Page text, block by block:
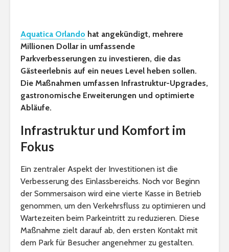
Aquatica Orlando hat angekündigt, mehrere
Millionen Dollar in umfassende
Parkverbesserungen zu investieren, die das
Gästeerlebnis auf ein neues Level heben sollen.
Die Maßnahmen umfassen Infrastruktur-Upgrades,
gastronomische Erweiterungen und optimierte
Abläufe.
Infrastruktur und Komfort im
Fokus
Ein zentraler Aspekt der Investitionen ist die
Verbesserung des Einlassbereichs. Noch vor Beginn
der Sommersaison wird eine vierte Kasse in Betrieb
genommen, um den Verkehrsfluss zu optimieren und
Wartezeiten beim Parkeintritt zu reduzieren. Diese
Maßnahme zielt darauf ab, den ersten Kontakt mit
dem Park für Besucher angenehmer zu gestalten.